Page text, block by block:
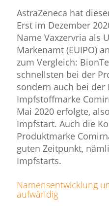
AstraZeneca hat
Erst im Dezember
Name Vaxzervria als
Markenamt (EUIPO)
zum Vergleich:
schnellsten bei der
sondern auch bei
Impfstoffmarke
Mai 2020 erfolgte,
Impfstart. Auch die
Produktmarke
guten Zeitpunkt,
Impfstarts.
Namensentwicklung
aufwändig